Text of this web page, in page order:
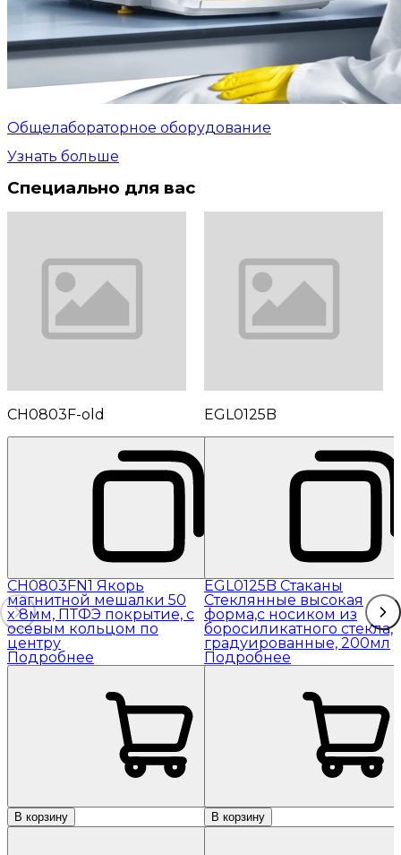
Общелабораторное оборудование
Узнать больше
Специально для вас
CH0803F-old
CH0803FN1 Якорь
магнитной мешалки 50
x 8мм, ПТФЭ покрытие, с
осевым кольцом по
центру
Подробнее
В корзину
EGL0125B
EGL0125B Стаканы
Стеклянные высокая
форма,с носиком из
боросиликатного стекла,
градуированные, 200мл
Подробнее
В корзину